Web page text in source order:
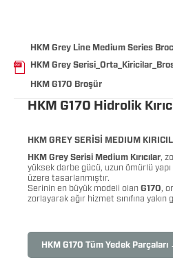
HKM Grey Line Medium Series
HKM Grey
HKM G170 Broşür
HKM G170 Hidrolik
HKM GREY SERİSİ MEDIUM
HKM Grey Serisi Medium Kırıcılar,
yüksek darbe gücü, uzun ömürlü
üzere tasarlanmıştır.
Serinin en büyük modeli olan G170,
zorlayarak ağır hizmet sınıfına yakın
HKM G170 Tüm Yedek Parçaları